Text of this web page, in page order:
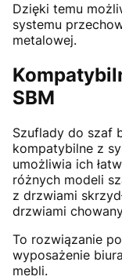
Dzięki temu
systemu
metalowej.
SBM
Szuflady do szaf
kompatybilne z
umożliwia ich
różnych modeli
z drzwiami
drzwiami
To rozwiązanie
wyposażenie
mebli.